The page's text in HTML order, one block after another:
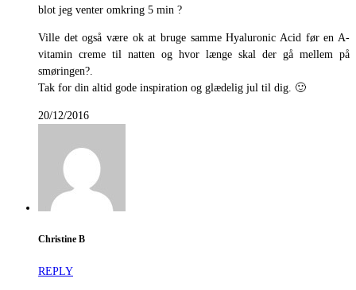
blot jeg venter omkring 5 min ?
Ville det også være ok at bruge samme Hyaluronic Acid før en A-
vitamin creme til natten og hvor længe skal der gå mellem på
smøringen?.
Tak for din altid gode inspiration og glædelig jul til dig. 🙂
20/12/2016
Christine B
REPLY